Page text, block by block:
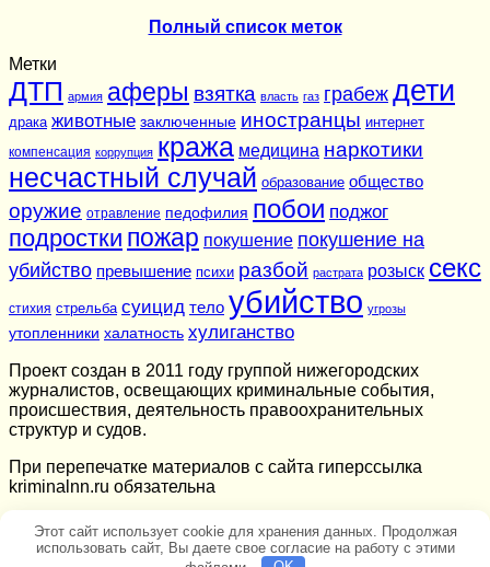
Полный список меток
Метки
ДТП армия аферы взятка власть газ грабеж дети
драка животные заключенные иностранцы интернет
компенсация коррупция кража медицина наркотики
несчастный случай образование общество
оружие отравление педофилия побои поджог
подростки пожар покушение покушение на
убийство превышение психи разбой растрата розыск секс
стихия стрельба суицид тело убийство угрозы
утопленники халатность хулиганство
Проект создан в 2011 году группой нижегородских
журналистов, освещающих криминальные события,
происшествия, деятельность правоохранительных
структур и судов.
При перепечатке материалов c сайта гиперссылка
kriminalnn.ru обязательна
Этот сайт использует cookie для хранения данных. Продолжая
использовать сайт, Вы даете свое согласие на работу с этими